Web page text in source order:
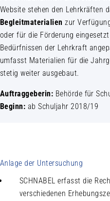
Website stehen den Lehrkräften
Begleitmaterialien zur
oder für die Förderung
Bedürfnissen der Lehrkraft
umfasst Materialien für die
stetig weiter ausgebaut.
Auftraggeberin: Behörde für
Beginn: ab Schuljahr 2018/19
Anlage der Untersuchung
SCHNABEL erfasst die
verschiedenen